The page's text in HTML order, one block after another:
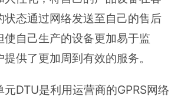
状态通过网络发送至自己的售后
使自己生产的设备更加易于监
供了更加周到有效的服务。
DTU是利用运营商的GPRS网络